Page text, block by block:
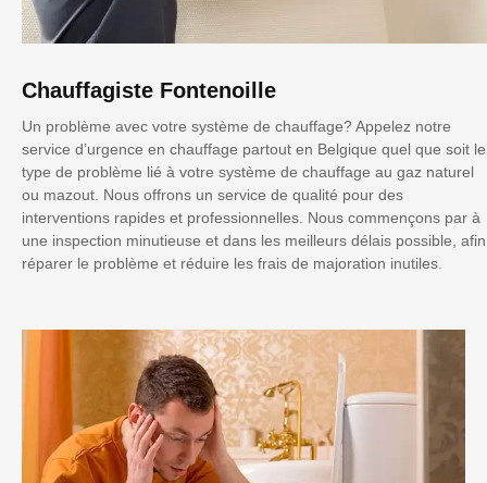
Chauffagiste Fontenoille
Un problème avec votre système de chauffage? Appelez notre
service d’urgence en chauffage partout en Belgique quel que soit le
type de problème lié à votre système de chauffage au gaz naturel
ou mazout. Nous offrons un service de qualité pour des
interventions rapides et professionnelles. Nous commençons par à
une inspection minutieuse et dans les meilleurs délais possible, afin
réparer le problème et réduire les frais de majoration inutiles.